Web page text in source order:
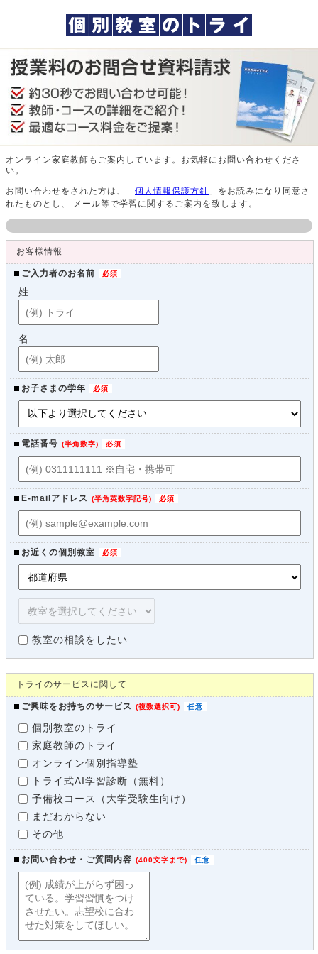
オンライン家庭教師もご案内しています。お気軽にお問い合わせくださ
い。
お問い合わせをされた方は、「個人情報保護方針 」をお読みになり同意さ
れたものとし、 メール等で学習に関するご案内を致します。
お客様情報
ご入力者のお名前
姓
名
お子さまの学年
電話番号 (半角数字)
E-mailアドレス (半角英数字記号)
お近くの個別教室
教室の相談をしたい
トライのサービスに関して
ご興味をお持ちのサービス (複数選択可)
個別教室のトライ
家庭教師のトライ
オンライン個別指導塾
トライ式AI学習診断（無料）
予備校コース（大学受験生向け）
まだわからない
その他
お問い合わせ・ご質問内容 (400文字まで)